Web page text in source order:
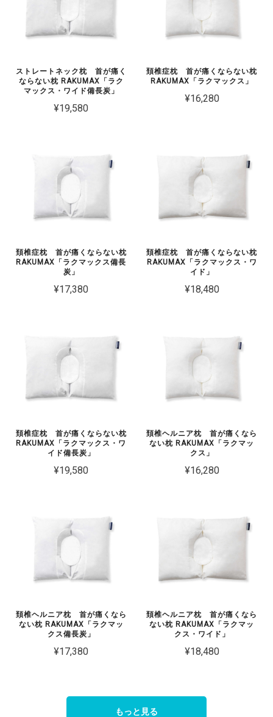
ストレートネック枕 首が痛く
ならない枕 RAKUMAX「ラク
マックス・ワイド備長炭」
¥19,580
頚椎症枕 首が痛くならない枕
RAKUMAX「ラクマックス」
¥16,280
頚椎症枕 首が痛くならない枕
RAKUMAX「ラクマックス備長
炭」
¥17,380
頚椎症枕 首が痛くならない枕
RAKUMAX「ラクマックス・ワ
イド」
¥18,480
頚椎症枕 首が痛くならない枕
RAKUMAX「ラクマックス・ワ
イド備長炭」
¥19,580
頚椎ヘルニア枕 首が痛くなら
ない枕 RAKUMAX「ラクマッ
クス」
¥16,280
頚椎ヘルニア枕 首が痛くなら
ない枕 RAKUMAX「ラクマッ
クス備長炭」
¥17,380
頚椎ヘルニア枕 首が痛くなら
ない枕 RAKUMAX「ラクマッ
クス・ワイド」
¥18,480
もっと見る